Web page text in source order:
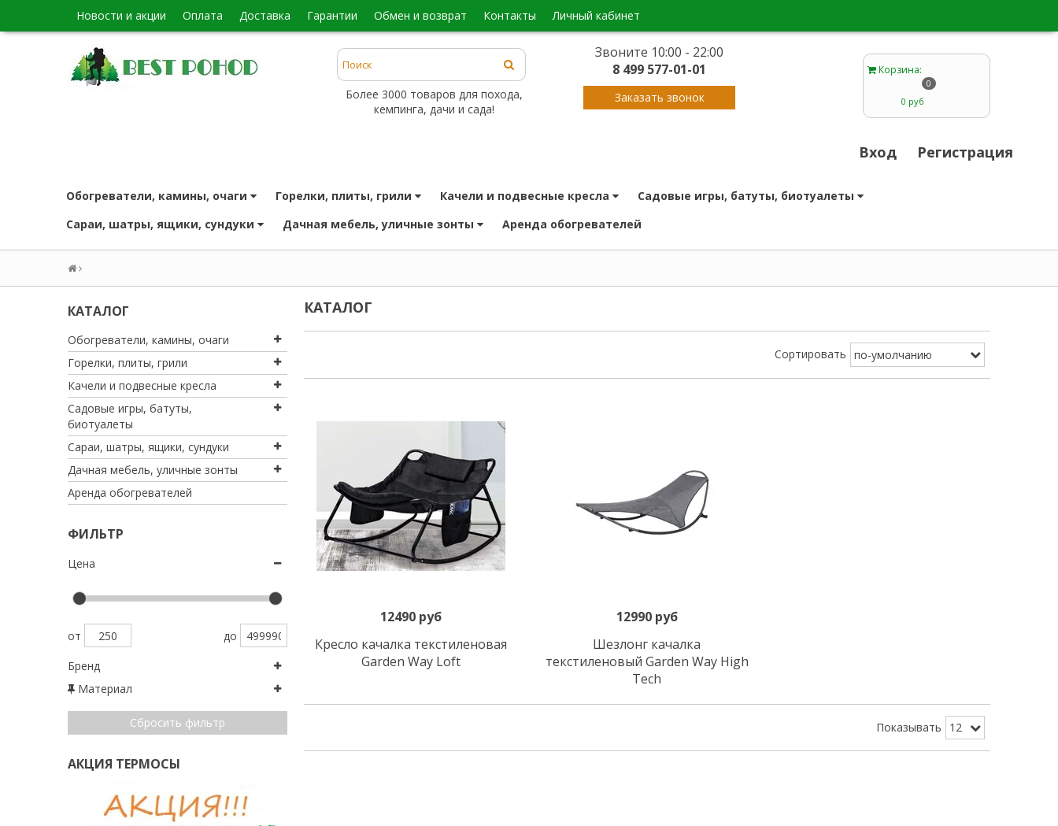
новости и акции оплата доставка гарантии обмен и возврат контакты личный кабинет
Звоните 10:00 - 22:00
8 499 577-01-01
Более 3000 товаров для похода,
кемпинга, дачи и сада!
Заказать звонок
Корзина:
0
0 руб
Вход Регистрация
обогреватели, камины, очаги горелки, плиты, грили качели и подвесные кресла
садовые игры, батуты, биотуалеты
сараи, шатры, ящики, сундуки
дачная мебель, уличные зонты аренда обогревателей
КАТАЛОГ
обогреватели, камины, очаги
горелки, плиты, грили
качели и подвесные кресла
садовые игры, батуты,
биотуалеты
сараи, шатры, ящики, сундуки
дачная мебель, уличные зонты
аренда обогревателей
ФИЛЬТР
Цена
от до
Бренд
Материал
Сбросить фильтр
АКЦИЯ ТЕРМОСЫ
КАТАЛОГ
Сортировать
В корзину
12490 руб
Кресло качалка текстиленовая
Garden Way Loft
В корзину
12990 руб
Шезлонг качалка
текстиленовый Garden Way High
Tech
Показывать